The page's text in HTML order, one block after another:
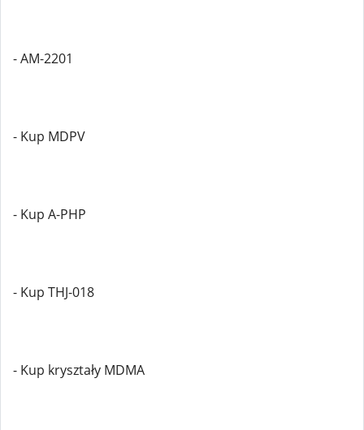
- AM-2201
- Kup MDPV
- Kup A-PHP
- Kup THJ-018
- Kup kryształy MDMA